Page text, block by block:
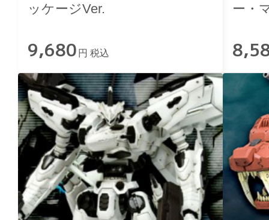
ッケージVer.
9,680 円 税込
ー・